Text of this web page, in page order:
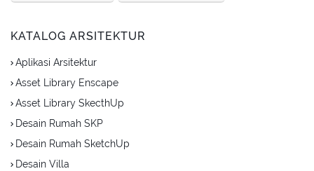
KATALOG ARSITEKTUR
Aplikasi Arsitektur
Asset Library Enscape
Asset Library SkecthUp
Desain Rumah SKP
Desain Rumah SketchUp
Desain Villa